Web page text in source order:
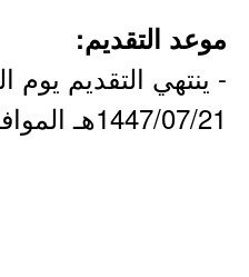
موعد التقديم:
- ينتهي التقديم يوم
1447/07/21هـ الموافق 2026/01/10م.